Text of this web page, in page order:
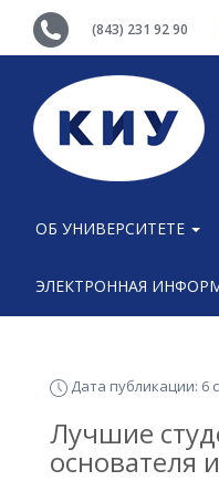
(843) 231 92 90
ОБ УНИВЕРСИТЕТЕ
ЭЛЕКТРОННАЯ
Дата публикации: 6
Лучшие
основателя